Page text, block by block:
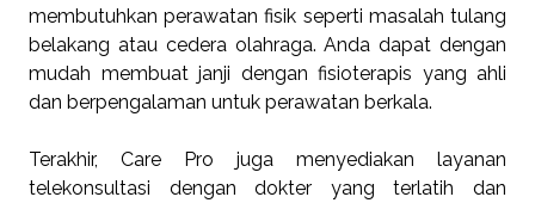
membutuhkan perawatan fisik seperti masalah tulang
belakang atau cedera olahraga. Anda dapat dengan
mudah membuat janji dengan fisioterapis yang ahli
dan berpengalaman untuk perawatan berkala.
Terakhir, Care Pro juga menyediakan layanan
telekonsultasi dengan dokter yang terlatih dan